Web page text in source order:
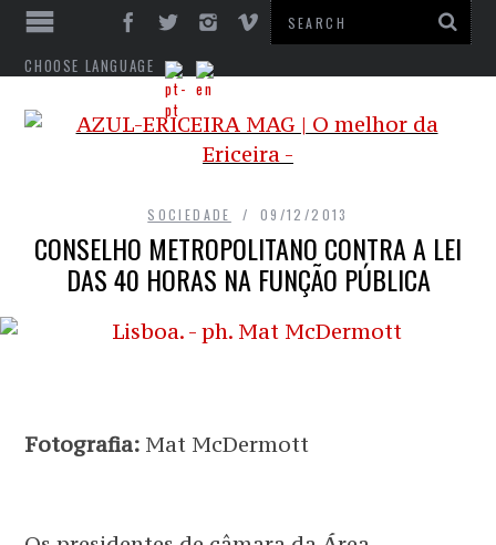
CHOOSE LANGUAGE
SOCIEDADE 09/12/2013
CONSELHO METROPOLITANO CONTRA A LEI
DAS 40 HORAS NA FUNÇÃO PÚBLICA
Fotografia: Mat McDermott